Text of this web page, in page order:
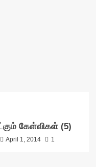
கேள்விகள் (5)
April 1, 2014 1